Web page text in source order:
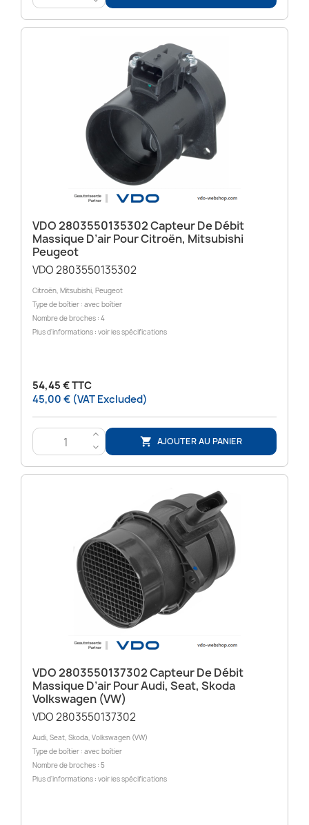
VDO 2803550135302 Capteur De Débit
Massique D’air Pour Citroën, Mitsubishi
Peugeot
VDO 2803550135302
Citroën, Mitsubishi, Peugeot
Type de boîtier : avec boîtier
Nombre de broches : 4
Plus d'informations : voir les spécifications
54,45 € TTC
45,00 € (VAT Excluded)
>
<
 AJOUTER AU PANIER
VDO 2803550137302 Capteur De Débit
Massique D’air Pour Audi, Seat, Skoda
Volkswagen (VW)
VDO 2803550137302
Audi, Seat, Skoda, Volkswagen (VW)
Type de boîtier : avec boîtier
Nombre de broches : 5
Plus d'informations : voir les spécifications